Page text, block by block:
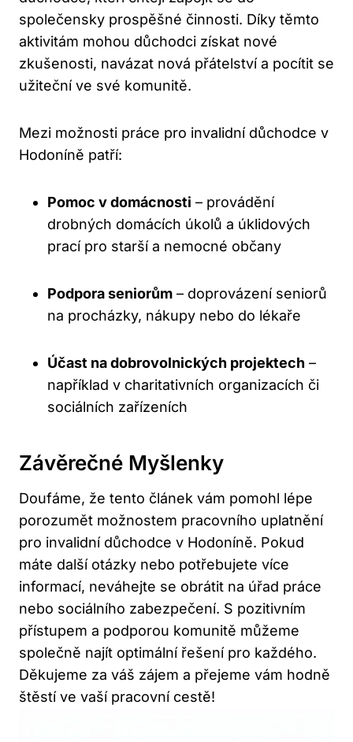
společensky prospěšné činnosti. Díky těmto
aktivitám mohou důchodci získat nové
zkušenosti, navázat nová přátelství a pocítit se
užiteční ve své komunitě.
Mezi možnosti práce pro invalidní důchodce v
Hodoníně patří:
Pomoc v domácnosti – provádění
drobných domácích úkolů a úklidových
prací pro starší a nemocné občany
Podpora seniorům – doprovázení seniorů
na procházky, nákupy nebo do lékaře
Účast na dobrovolnických projektech –
například v charitativních organizacích či
sociálních zařízeních
Závěrečné Myšlenky
Doufáme, že tento článek vám pomohl lépe
porozumět možnostem pracovního uplatnění
pro invalidní důchodce v Hodoníně. Pokud
máte další otázky nebo potřebujete více
informací, neváhejte se obrátit na úřad práce
nebo sociálního zabezpečení. S pozitivním
přístupem a podporou komunitě můžeme
společně najít optimální řešení pro každého.
Děkujeme za váš zájem a přejeme vám hodně
štěstí ve vaší pracovní cestě!